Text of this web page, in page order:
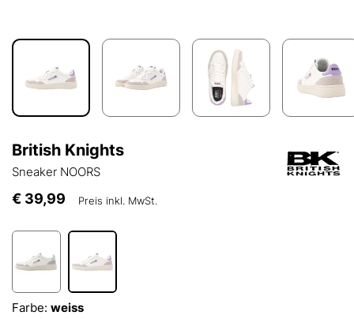
British Knights
Sneaker NOORS
€ 39,99 Preis inkl. MwSt.
Farbe: weiss